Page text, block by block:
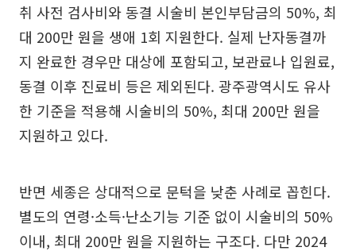
취 사전 검사비와 동결 시술비 본인부담금의 50%, 최
대 200만 원을 생애 1회 지원한다. 실제 난자동결까
지 완료한 경우만 대상에 포함되고, 보관료나 입원료,
동결 이후 진료비 등은 제외된다. 광주광역시도 유사
한 기준을 적용해 시술비의 50%, 최대 200만 원을
지원하고 있다.
반면 세종은 상대적으로 문턱을 낮춘 사례로 꼽힌다.
별도의 연령·소득·난소기능 기준 없이 시술비의 50%
이내, 최대 200만 원을 지원하는 구조다. 다만 2024